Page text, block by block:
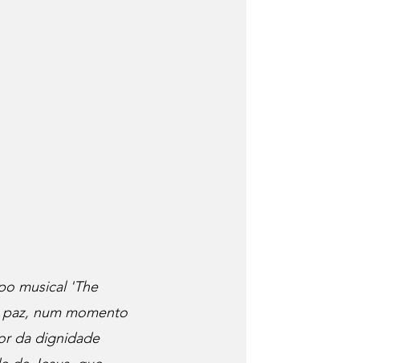
musical 'The
num momento
da dignidade